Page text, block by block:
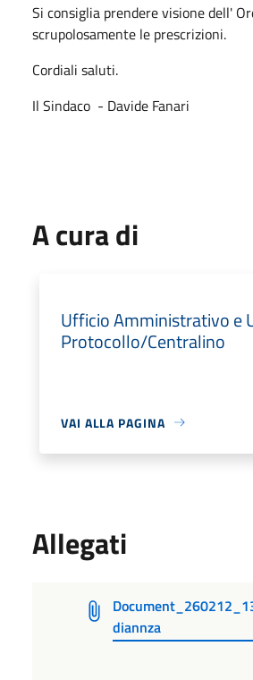
Si consiglia prendere visione dell'
scrupolosamente le prescrizioni.
Cordiali saluti.
Il Sindaco - Davide Fanari
A cura di
Ufficio Amministrativo e
Protocollo/Centralino
VAI ALLA PAGINA
Allegati
diannza